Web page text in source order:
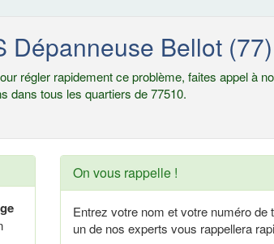
Dépanneuse Bellot (77)
régler rapidement ce problème, faites appel à
dans tous les quartiers de 77510.
On vous rappelle !
Entrez votre nom et votre numéro de
un de nos experts vous rappellera